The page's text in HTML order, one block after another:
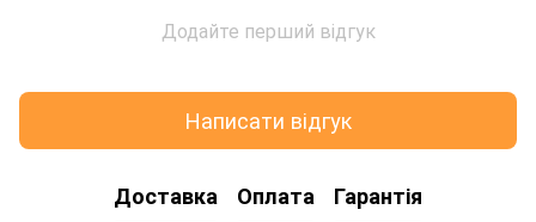
Додайте перший відгук
Написати відгук
Доставка Оплата Гарантія